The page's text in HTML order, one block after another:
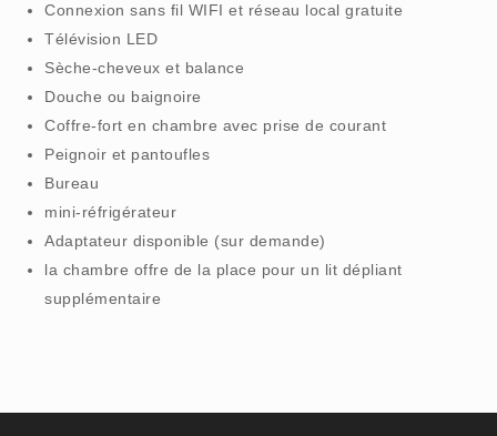
Connexion sans fil WIFI et réseau local gratuite
Télévision LED
Sèche-cheveux et balance
Douche ou baignoire
Coffre-fort en chambre avec prise de courant
Peignoir et pantoufles
Bureau
mini-réfrigérateur
Adaptateur disponible (sur demande)
la chambre offre de la place pour un lit dépliant
supplémentaire